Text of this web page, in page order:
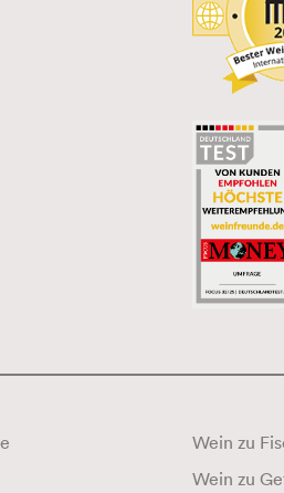
Wein zu
Wein